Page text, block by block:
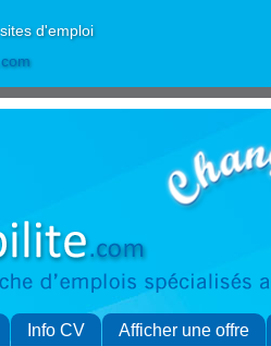
d'emploi
Info CV Afficher une offre